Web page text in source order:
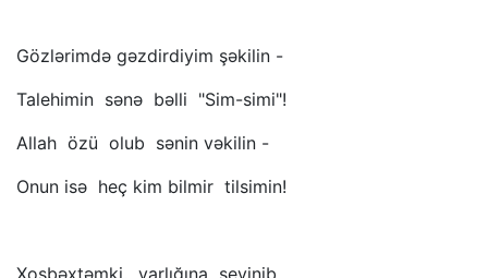
Gözlərimdə gəzdirdiyim şəkilin -
Talehimin sənə bəlli "Sim-simi"!
Allah özü olub sənin vəkilin -
Onun isə heç kim bilmir tilsimin!